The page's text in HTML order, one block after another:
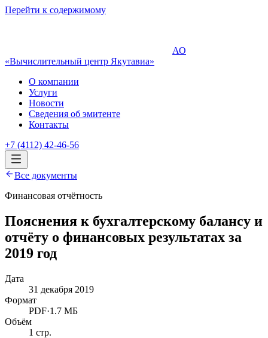
Перейти к содержимому
АО
«Вычислительный центр Якутавиа»
О компании
Услуги
Новости
Сведения об эмитенте
Контакты
+7 (4112) 42-46-56
Все документы
Финансовая отчётность
Пояснения к бухгалтерскому балансу и
отчёту о финансовых результатах за
2019 год
Дата
31 декабря 2019
Формат
PDF·1.7 МБ
Объём
1 стр.